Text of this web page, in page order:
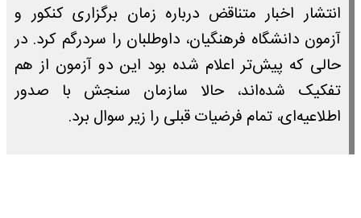
انتشار اخبار متناقض درباره زمان برگزاری کنکور و
آزمون دانشگاه فرهنگیان، داوطلبان را سردرگم کرد. در
حالی که پیش‌تر اعلام شده بود این دو آزمون از هم
تفکیک شده‌اند، حالا سازمان سنجش با صدور
اطلاعیه‌ای، تمام فرضیات قبلی را زیر سوال برد.